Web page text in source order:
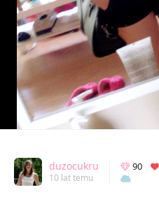
duzocukru
10 lat temu
90